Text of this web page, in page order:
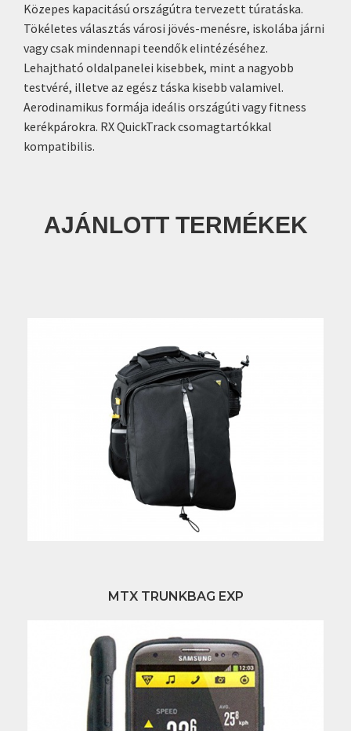
Közepes kapacitású országútra tervezett túratáska.
Tökéletes választás városi jövés-menésre, iskolába járni
vagy csak mindennapi teendők elintézéséhez.
Lehajtható oldalpanelei kisebbek, mint a nagyobb
testvéré, illetve az egész táska kisebb valamivel.
Aerodinamikus formája ideális országúti vagy fitness
kerékpárokra. RX QuickTrack csomagtartókkal
kompatibilis.
AJÁNLOTT TERMÉKEK
MTX TRUNKBAG EXP